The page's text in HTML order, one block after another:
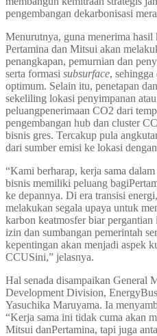
pengembangan dekarbonisasi
Menurutnya, guna menerima
Pertamina dan Mitsui akan
penangkapan, pemurnian dan
serta formasi subsurface,
optimum. Selain itu, penetapan
sekeliling lokasi penyimpanan
peluangpenerimaan CO2 dari
pengembangan hub dan cluster
bisnis gres. Tercakup pula
dari sumber emisi ke lokasi
“Kami berharap, kerja sama
bisnis memiliki peluang
ke depannya. Di era transisi
melakukan segala upaya untuk
karbon keatmosfer biar
izin dan sumbangan pemerintah
kepentingan akan menjadi aspek
CCUSini,” jelasnya.
Hal senada disampaikan General
Development Division,
Yasuchika Maruyama. Ia
“Kerja sama ini tidak cuma akan
Mitsui danPertamina, tapi juga